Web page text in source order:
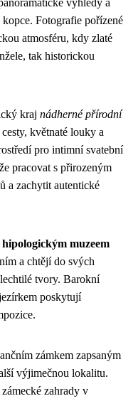
výhledy a
Fotografie pořízené
atmosféru, kdy zlaté
tak historickou
kraj nádherné přírodní
květnaté louky a
pro intimní svatební
pracovat s přirozeným
a zachytit autentické
muzeem
a chtějí do svých
tvory. Barokní
poskytují
zámkem zapsaným
výjimečnou lokalitu.
zahrady v